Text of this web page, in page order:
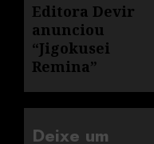
Editora Devir
anunciou
“Jigokusei
Remina”
Deixe um